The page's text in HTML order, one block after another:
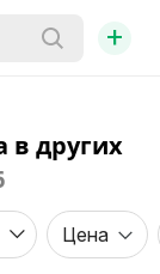
+
в других
Цена